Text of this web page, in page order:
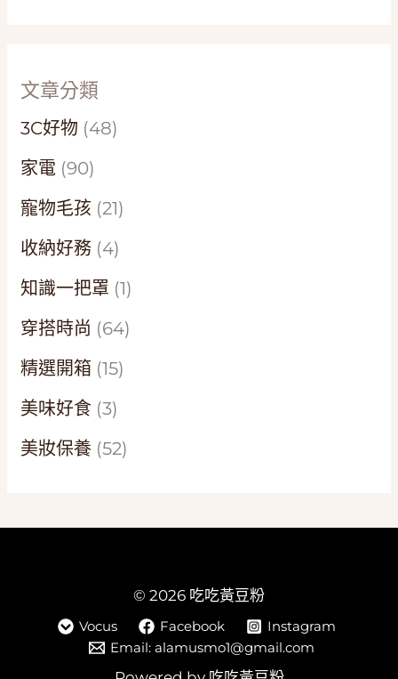
文章分類
3C好物 (48)
家電 (90)
寵物毛孩 (21)
收納好務 (4)
知識一把罩 (1)
穿搭時尚 (64)
精選開箱 (15)
美味好食 (3)
美妝保養 (52)
© 2026 吃吃黃豆粉
Vocus Facebook
Instagram
Email: alamusmo1@gmail.com